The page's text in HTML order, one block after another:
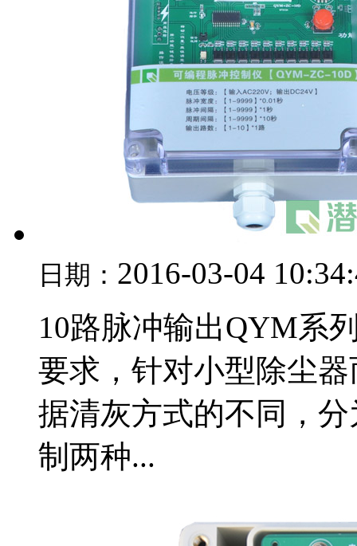
日期： 2016-03-04
10路脉冲输出QYM系
要求，针对小型除尘
据清灰方式的不同，
制两种...